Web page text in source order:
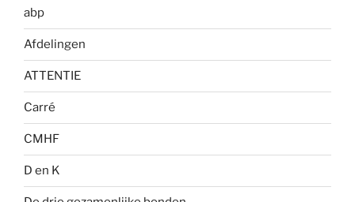
abp
Afdelingen
ATTENTIE
Carré
CMHF
D en K